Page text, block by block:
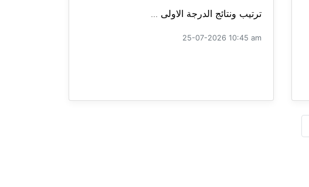
ترتيب ونتائج الدرجة الاولى ...
25-07-2026 10:45 am